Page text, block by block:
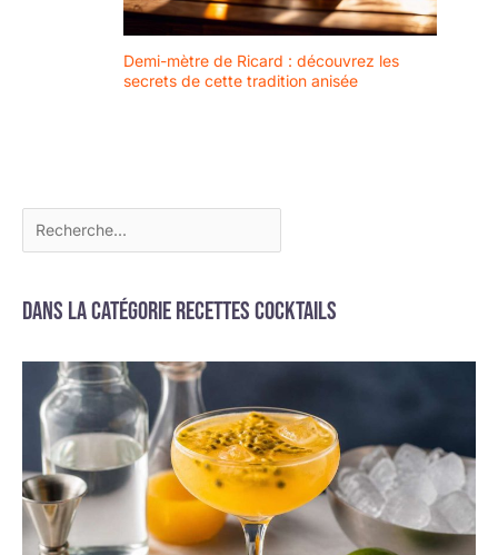
Demi-mètre de Ricard : découvrez les
secrets de cette tradition anisée
Dans la catégorie Recettes cocktails